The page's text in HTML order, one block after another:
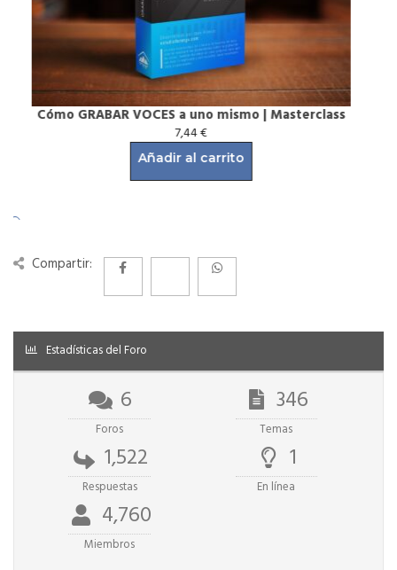
MASTERING con PLUGINS GRATUITOS | Masterclass
7,44
Añadir al carrito
Compartir:
Estadísticas del Foro
6
Foros
346
Temas
1,522
Respuestas
1
En línea
4,760
Miembros